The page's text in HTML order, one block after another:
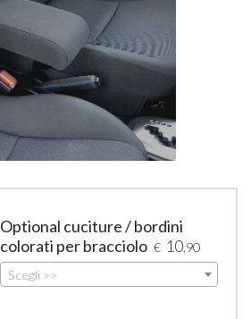
Optional cuciture / bordini
colorati per bracciolo € 10 ,90
Scegli >>